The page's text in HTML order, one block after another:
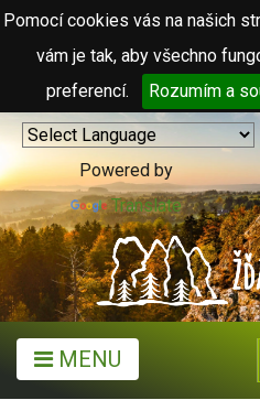
Pomocí cookies vás na našich
vám je tak, aby všechno
preferencí.
Rozumím a
Powered by
Translate
MENU